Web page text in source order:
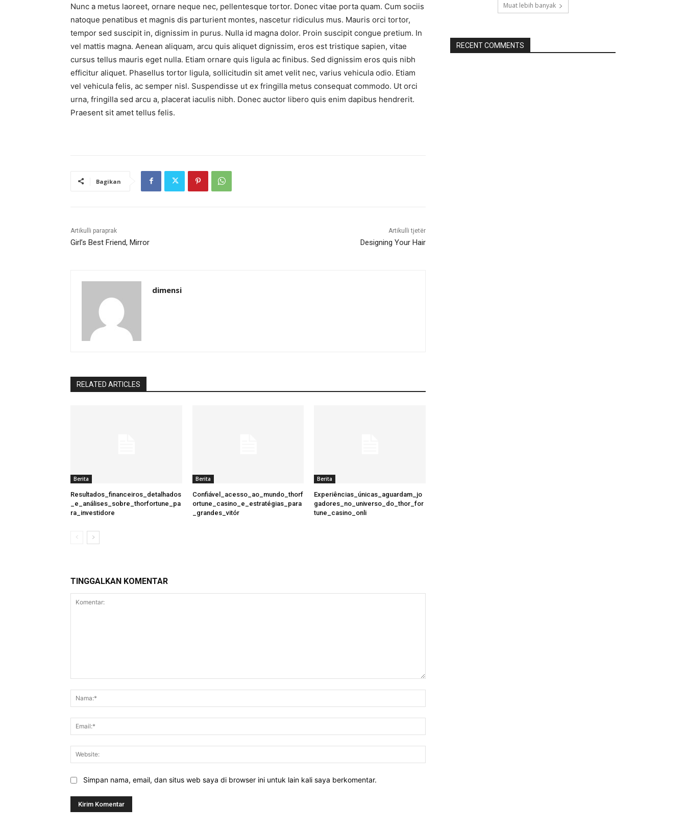
Nunc a metus laoreet, ornare neque nec, pellentesque tortor. Donec vitae porta quam. Cum sociis
natoque penatibus et magnis dis parturient montes, nascetur ridiculus mus. Mauris orci tortor,
tempor sed suscipit in, dignissim in purus. Nulla id magna dolor. Proin suscipit congue pretium. In
vel mattis magna. Aenean aliquam, arcu quis aliquet dignissim, eros est tristique sapien, vitae
cursus tellus mauris eget nulla. Etiam ornare quis ligula ac finibus. Sed dignissim eros quis nibh
efficitur aliquet. Phasellus tortor ligula, sollicitudin sit amet velit nec, varius vehicula odio. Etiam
vel vehicula felis, ac semper nisl. Suspendisse ut ex fringilla metus consequat commodo. Ut orci
urna, fringilla sed arcu a, placerat iaculis nibh. Donec auctor libero quis enim dapibus hendrerit.
Praesent sit amet tellus felis.
Bagikan
Artikulli paraprak
Girl’s Best Friend, Mirror
Artikulli tjetër
Designing Your Hair
dimensi
RELATED ARTICLES
Berita
Resultados_financeiros_detalhados
_e_análises_sobre_thorfortune_pa
ra_investidore
Berita
Confiável_acesso_ao_mundo_thorf
ortune_casino_e_estratégias_para
_grandes_vitór
Berita
Experiências_únicas_aguardam_jo
gadores_no_universo_do_thor_for
tune_casino_onli
TINGGALKAN KOMENTAR
Simpan nama, email, dan situs web saya di browser ini untuk lain kali saya berkomentar.
Muat lebih banyak
RECENT COMMENTS